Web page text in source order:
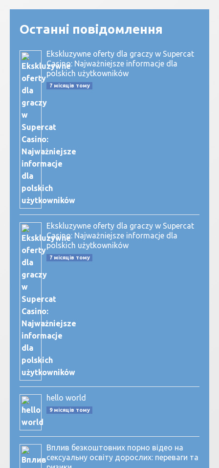
Останні повідомлення
Ekskluzywne oferty dla graczy w Supercat
Casino: Najważniejsze informacje dla
polskich użytkowników
7 місяців тому
Ekskluzywne oferty dla graczy w Supercat
Casino: Najważniejsze informacje dla
polskich użytkowników
7 місяців тому
hello world
9 місяців тому
Вплив безкоштовних порно відео на
сексуальну освіту дорослих: переваги та